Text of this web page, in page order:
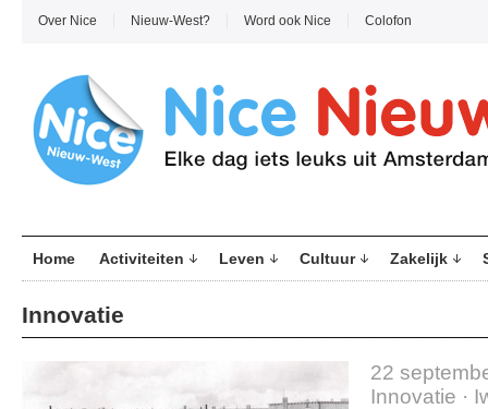
Over Nice Nieuw-West? Word ook Nice Colofon
Home Activiteiten Leven Cultuur Zakelijk
Innovatie
22
Innovatie ·